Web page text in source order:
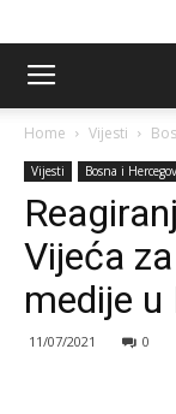
Home Vijesti
Vijesti Bosna i
Vijeća
medije u
11/07/2021 0